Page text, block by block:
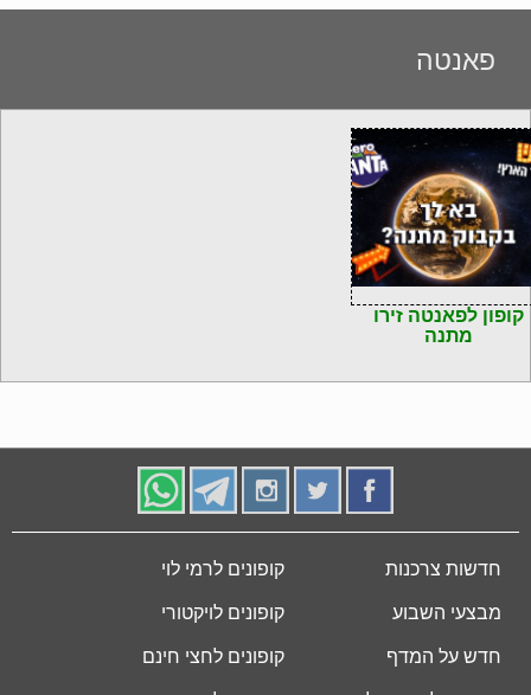
פאנטה
קופון לפאנטה זירו
מתנה
חדשות צרכנות
מבצעי השבוע
חדש על המדף
קופונים לרמי לוי
קופונים לויקטורי
קופונים לחצי חינם